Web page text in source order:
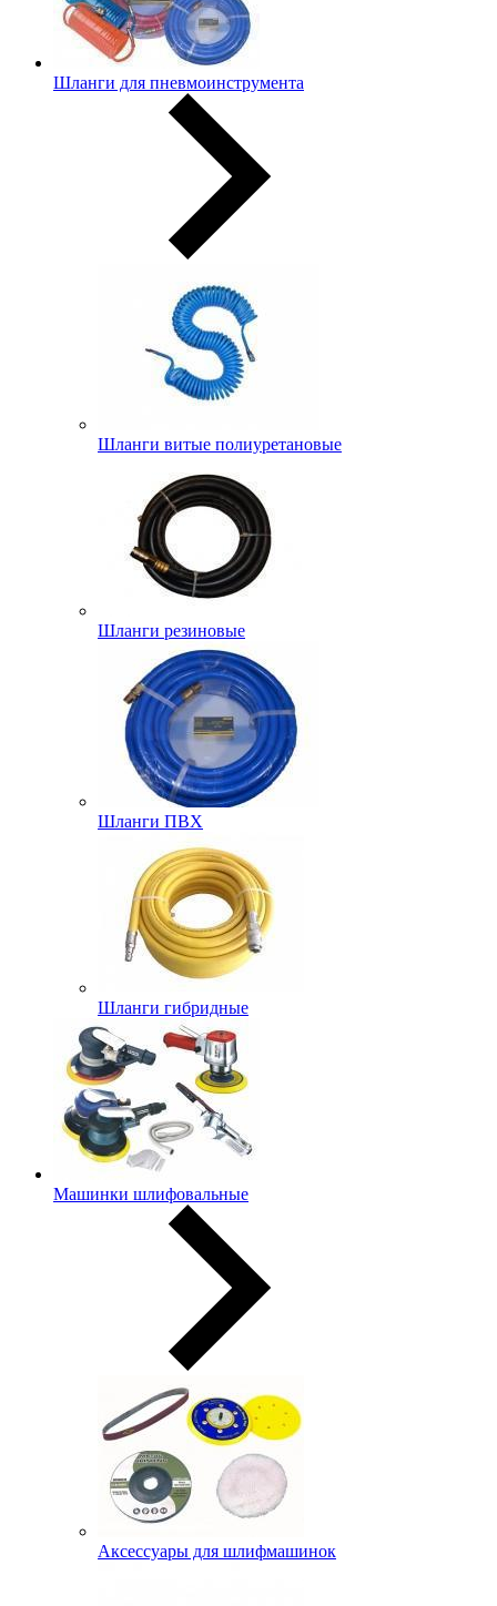
Шланги для пневмоинструмента
Шланги витые полиуретановые
Шланги резиновые
Шланги ПВХ
Шланги гибридные
Машинки шлифовальные
Аксессуары для шлифмашинок